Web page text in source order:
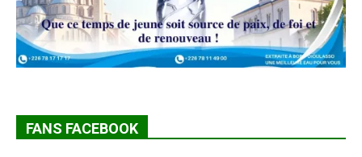
FANS FACEBOOK